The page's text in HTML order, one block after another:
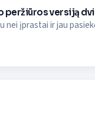
peržiūros versiją
įprastai ir jau